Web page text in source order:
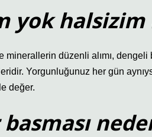
yok halsizim
minerallerin düzenli alımı,
Yorgunluğunuz her gün
değer.